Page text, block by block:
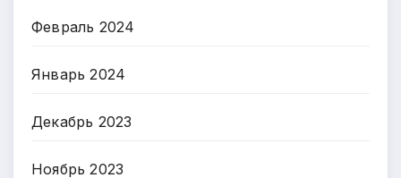
Февраль 2024
Январь 2024
Декабрь 2023
Ноябрь 2023